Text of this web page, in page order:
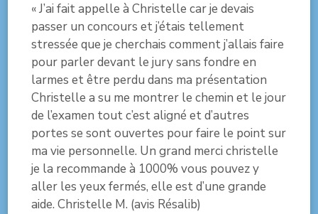
« J’ai fait appelle à Christelle car je devais
passer un concours et j’étais tellement
stressée que je cherchais comment j’allais faire
pour parler devant le jury sans fondre en
larmes et être perdu dans ma présentation
Christelle a su me montrer le chemin et le jour
de l’examen tout c’est aligné et d’autres
portes se sont ouvertes pour faire le point sur
ma vie personnelle. Un grand merci christelle
je la recommande à 1000% vous pouvez y
aller les yeux fermés, elle est d’une grande
aide. Christelle M. (avis Résalib)